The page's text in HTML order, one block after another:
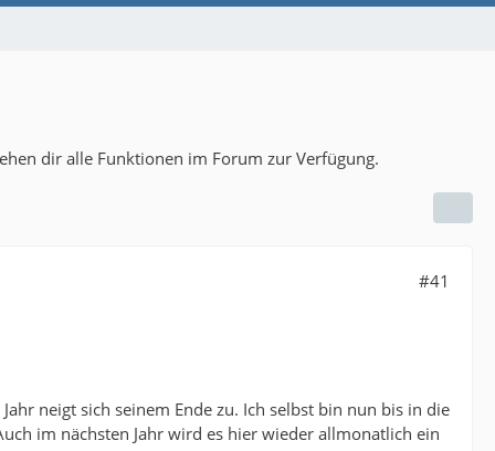
dir alle Funktionen im Forum zur Verfügung.
#41
neigt sich seinem Ende zu. Ich selbst bin nun bis in die
im nächsten Jahr wird es hier wieder allmonatlich ein